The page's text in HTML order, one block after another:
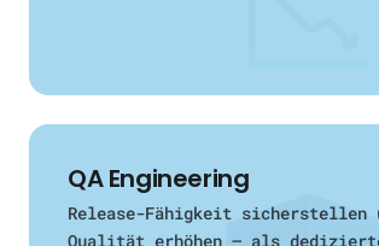
QA Engineering
Release-Fähigkeit sicherstellen
Qualität erhöhen — als